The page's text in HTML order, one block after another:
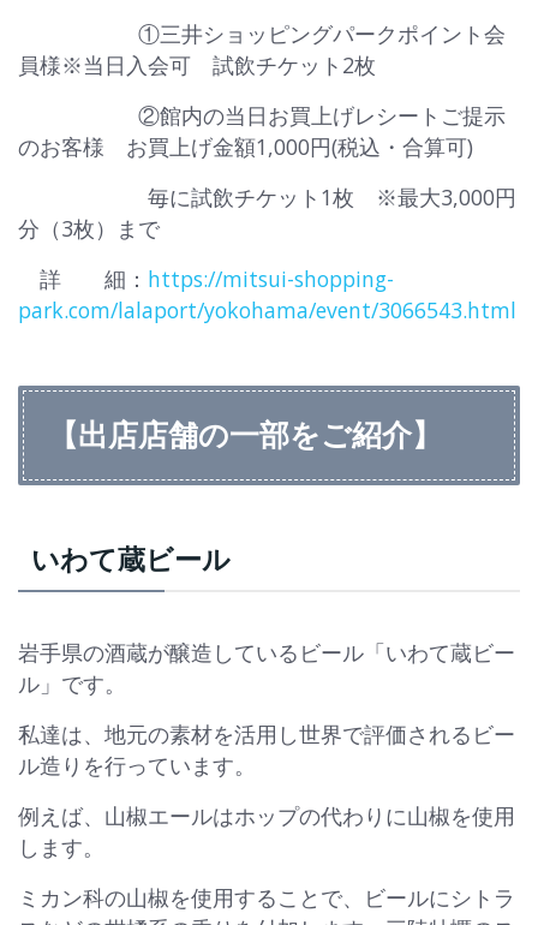
①三井ショッピングパークポイント会
員様※当日入会可 試飲チケット2枚
②館内の当日お買上げレシートご提示
のお客様 お買上げ金額1,000円(税込・合算可)
毎に試飲チケット1枚 ※最大3,000円
分（3枚）まで
詳 細： https://mitsui-shopping-
park.com/lalaport/yokohama/event/3066543.html
【出店店舗の一部をご紹介】
いわて蔵ビール
岩手県の酒蔵が醸造しているビール「いわて蔵ビー
ル」です。
私達は、地元の素材を活用し世界で評価されるビー
ル造りを行っています。
例えば、山椒エールはホップの代わりに山椒を使用
します。
ミカン科の山椒を使用することで、ビールにシトラ